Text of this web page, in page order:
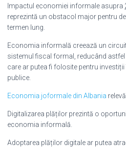
Impactul economiei informale asupra
reprezintă un obstacol major pentru
termen lung.
Economia informală creează un
sistemul fiscal formal, reducând
care ar putea fi folosite pentru
publice.
Economia joformale din Albania
Digitalizarea plăților prezintă o
economia informală.
Adoptarea plăților digitale ar putea